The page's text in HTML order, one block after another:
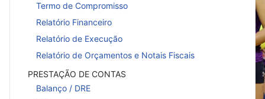
Termo de Compromisso
Relatório Financeiro
Relatório de Execução
Relatório de Orçamentos e Notais Fiscais
PRESTAÇÃO DE CONTAS
Balanço / DRE